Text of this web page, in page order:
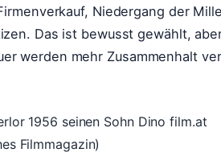
Niedergang der
Das ist bewusst gewählt,
werden mehr Zusammenhalt
1956 seinen Sohn Dino film.at
Filmmagazin)